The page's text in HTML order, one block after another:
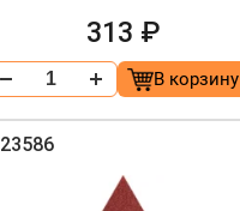
313 ₽
В корзину
23586